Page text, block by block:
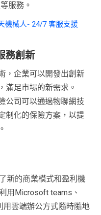
服務。
機械人- 24/7 客服支援
務創新
，企業可以開發出創新
滿足市場的新需求。
公司可以通過物聯網技
制化的保險方案，以提
新的商業模式和盈利機
用Microsoft teams、
用雲端辦公方式隨時隨地